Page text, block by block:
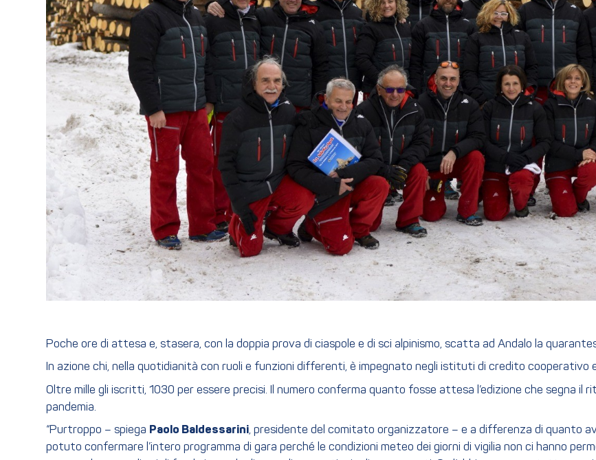
Poche ore di attesa e, stasera, con la doppia prova di ciaspole e di sci alpinismo, scatta ad Andalo la
In azione chi, nella quotidianità con ruoli e funzioni differenti, è impegnato negli istituti di credito cooperativo
Oltre mille gli iscritti, 1030 per essere precisi. Il numero conferma quanto fosse attesa l’edizione che segna il
pandemia.
“Purtroppo – spiega Paolo Baldessarini, presidente del comitato organizzatore – e a differenza di quanto
potuto confermare l’intero programma di gara perché le condizioni meteo dei giorni di vigilia non ci hanno